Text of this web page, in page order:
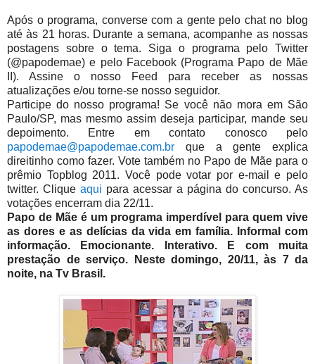
Após o programa, converse com a gente pelo chat no blog
até às 21 horas. Durante a semana, acompanhe as nossas
postagens sobre o tema. Siga o programa pelo Twitter
(@papodemae) e pelo Facebook (Programa Papo de Mãe
II). Assine o nosso Feed para receber as nossas
atualizações e/ou torne-se nosso seguidor.
Participe do nosso programa! Se você não mora em São
Paulo/SP, mas mesmo assim deseja participar, mande seu
depoimento. Entre em contato conosco pelo
papodemae@papodemae.com.br que a gente explica
direitinho como fazer. Vote também no Papo de Mãe para o
prêmio Topblog 2011. Você pode votar por e-mail e pelo
twitter. Clique aqui para acessar a página do concurso. As
votações encerram dia 22/11.
Papo de Mãe é um programa imperdível para quem vive
as dores e as delícias da vida em família. Informal com
informação. Emocionante. Interativo. E com muita
prestação de serviço. Neste domingo, 20/11, às 7 da
noite, na Tv Brasil.